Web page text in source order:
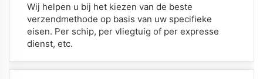
Wij helpen u bij het kiezen van de beste
verzendmethode op basis van uw specifieke
eisen. Per schip, per vliegtuig of per expresse
dienst, etc.